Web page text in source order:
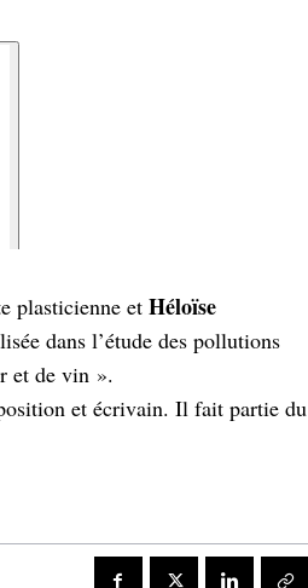
plasticienne et Héloïse
dans l’étude des pollutions
et de vin ».
et écrivain. Il fait partie du